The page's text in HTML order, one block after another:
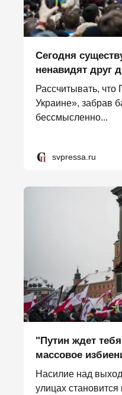
Сегодня
ненавидят друг
Рассчитывать,
Украине», забрав
бессмысленно...
svpressa.ru
"Путин ждет
массовое
Насилие над
улицах